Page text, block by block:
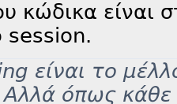
κώδικα είναι
session.
είναι το
Αλλά όπως κάθε